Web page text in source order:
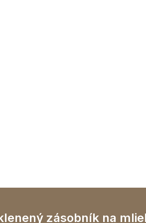
zásobník na